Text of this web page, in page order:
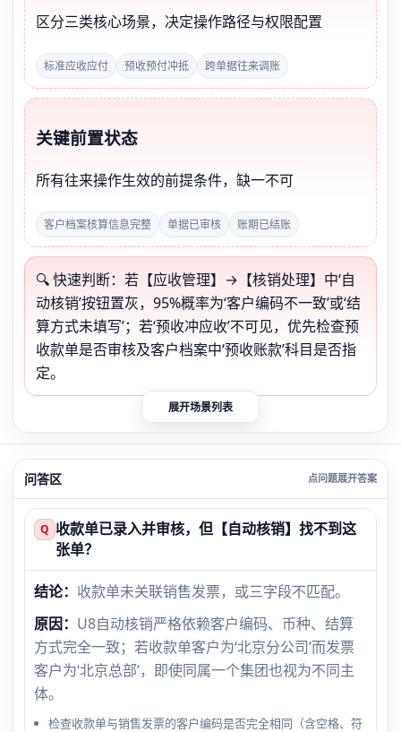
区分三类核心场景，决定操作路径与权限配置
标准应收应付 预收预付冲抵 跨单据往来调账
关键前置状态
所有往来操作生效的前提条件，缺一不可
客户档案核算信息完整 单据已审核 账期已结账
🔍 快速判断：若【应收管理】→【核销处理】中‘自
动核销’按钮置灰，95%概率为‘客户编码不一致’或‘结
算方式未填写’；若‘预收冲应收’不可见，优先检查预
收款单是否审核及客户档案中‘预收账款’科目是否指
定。
展开场景列表
问答区
Q 收款单已录入并审核，但【自动核销】找不到这
张单？
结论： 收款单未关联销售发票，或三字段不匹配。
原因： U8自动核销严格依赖客户编码、币种、结算
方式完全一致；若收款单客户为‘北京分公司’而发票
客户为‘北京总部’，即使同属一个集团也视为不同主
体。
检查收款单与销售发票的客户编码是否完全相同（含空格、符